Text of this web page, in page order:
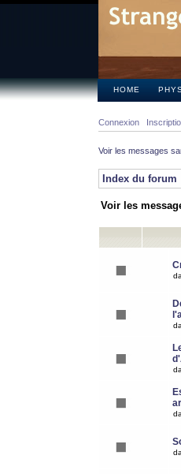
HOME
Connexion
Voir les messages
Index du forum
Voir les